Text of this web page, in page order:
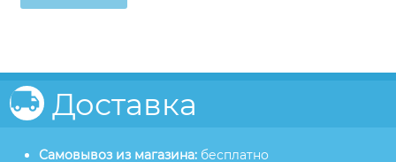
Доставка
Самовывоз из магазина: бесплатно